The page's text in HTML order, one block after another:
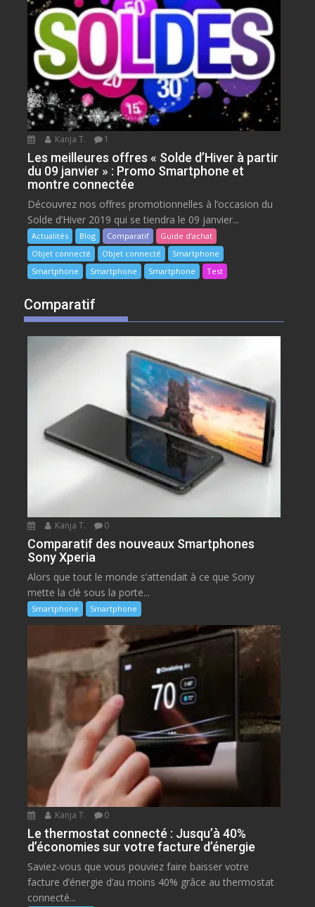
Kanja T. 1
Les meilleures offres « Solde d’Hiver à partir
du 09 janvier » : Promo Smartphone et
montre connectée
Découvrez nos offres promotionnelles à l’occasion du
Solde d’Hiver 2019 qui se tiendra le 09 janvier...
Actualités Blog Comparatif
Guide d’achat
Objet connecté
Objet connecté
Smartphone
Smartphone
Smartphone Smartphone Test
Comparatif
Kanja T. 0
Comparatif des nouveaux Smartphones
Sony Xperia
Alors que tout le monde s’attendait à ce que Sony
mette la clé sous la porte...
Smartphone Smartphone
Kanja T. 0
Le thermostat connecté : Jusqu’à 40%
d’économies sur votre facture d’énergie
Saviez-vous que vous pouviez faire baisser votre
facture d’énergie d’au moins 40% grâce au thermostat
connecté...